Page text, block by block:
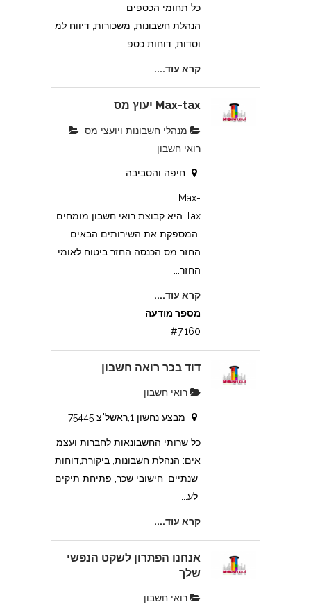
כל תחומי הכספים
הנהלת חשבונות, משכורות, דיווח למ
וסדות, דוחות כספ...
קרא עוד....
Max-tax יעוץ מס
מנהלי חשבונות ויועצי מס
רואי חשבון
חיפה והסביבה
Max-
Tax היא קבוצת רואי חשבון מומחים
המספקת את השירותים הבאים:
החזר מס הכנסה החזר ביטוח לאומי
החזר...
קרא עוד....
מספר מודעה
#7,160
דוד בכר רואה חשבון
רואי חשבון
מבצע נחשון 1,ראשל"צ 75445
כל שרותי החשבונאות לחברות ועצמ
אים: הנהלת חשבונות, ביקורת,דוחות
שנתיים, חישובי שכר, פתיחת תיקים
לע...
קרא עוד....
אנחנו הפתרון לשקט הנפשי
שלך
רואי חשבון